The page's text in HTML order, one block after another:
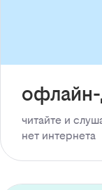
офлайн-
читайте и
нет интернета